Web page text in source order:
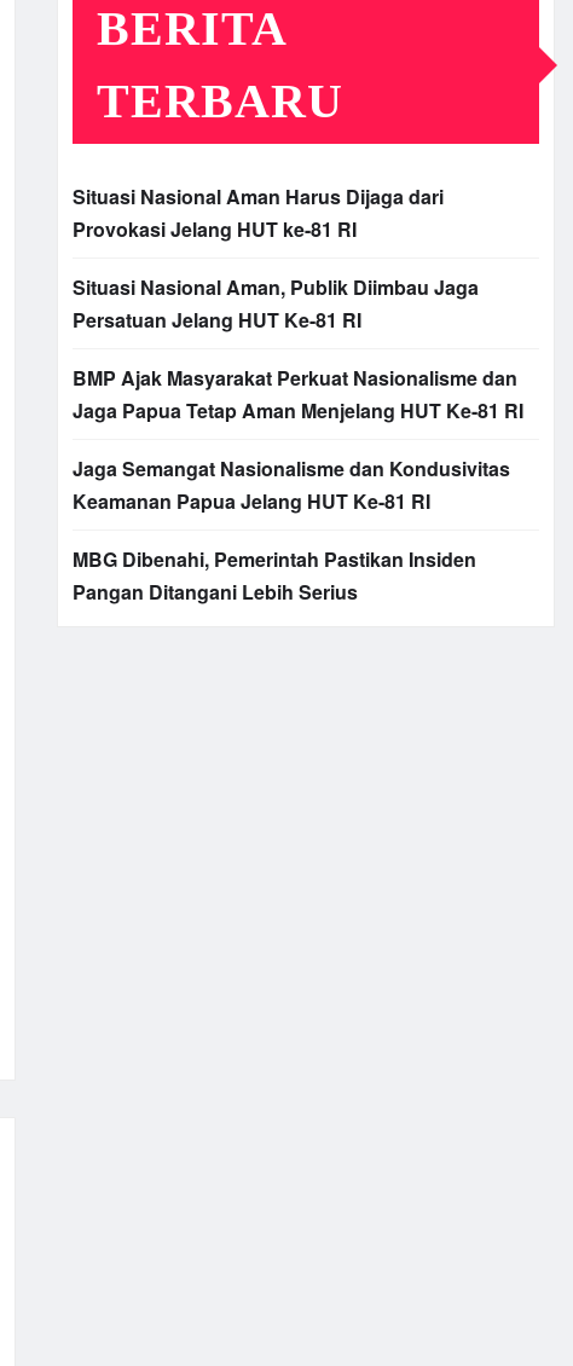
BERITA
TERBARU
Situasi Nasional Aman Harus Dijaga dari
Provokasi Jelang HUT ke-81 RI
Situasi Nasional Aman, Publik Diimbau Jaga
Persatuan Jelang HUT Ke-81 RI
BMP Ajak Masyarakat Perkuat Nasionalisme dan
Jaga Papua Tetap Aman Menjelang HUT Ke-81 RI
Jaga Semangat Nasionalisme dan Kondusivitas
Keamanan Papua Jelang HUT Ke-81 RI
MBG Dibenahi, Pemerintah Pastikan Insiden
Pangan Ditangani Lebih Serius